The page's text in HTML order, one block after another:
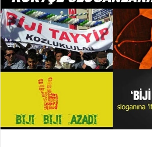
d
e
n
s
e
i
n
e
E
-